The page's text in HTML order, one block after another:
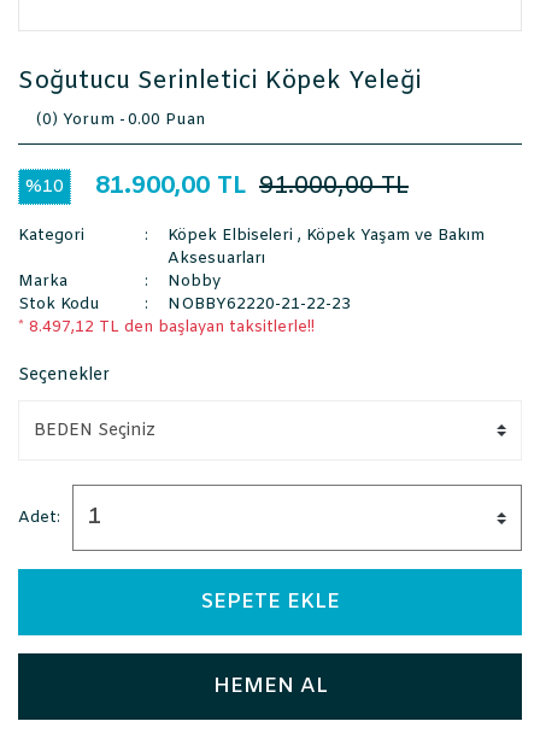
Soğutucu Serinletici Köpek Yeleği
(0) Yorum -0.00 Puan
%10 81.900,00 TL 91.000,00 TL
Kategori Köpek Elbiseleri , Köpek Yaşam ve Bakım
Aksesuarları
Marka
Nobby
Stok Kodu
NOBBY62220-21-22-23
* 8.497,12 TL den başlayan taksitlerle!!
Seçenekler
Adet:
SEPETE EKLE
HEMEN AL